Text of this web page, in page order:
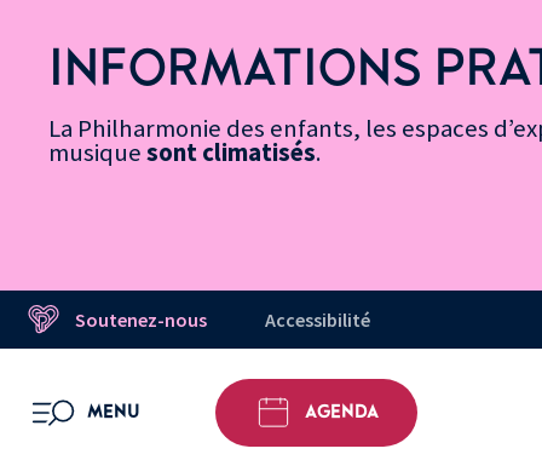
Accessibilité
rapides
contenuMessage d’information
INFORMATIONS
La Philharmonie des enfants, les espaces
musiquesont climatisés.
Soutenez-nous Accessibilité
MENU
OUVRIR LE MENU AGENDA